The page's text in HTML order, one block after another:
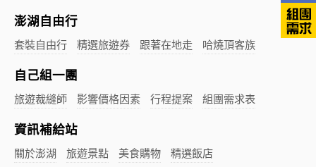
澎湖自由行
套裝自由行 精選旅遊券 跟著在地走 哈燒頂客族
自己組一團
旅遊裁縫師 影響價格因素 行程提案 組團需求表
資訊補給站
關於澎湖 旅遊景點 美食購物 精選飯店